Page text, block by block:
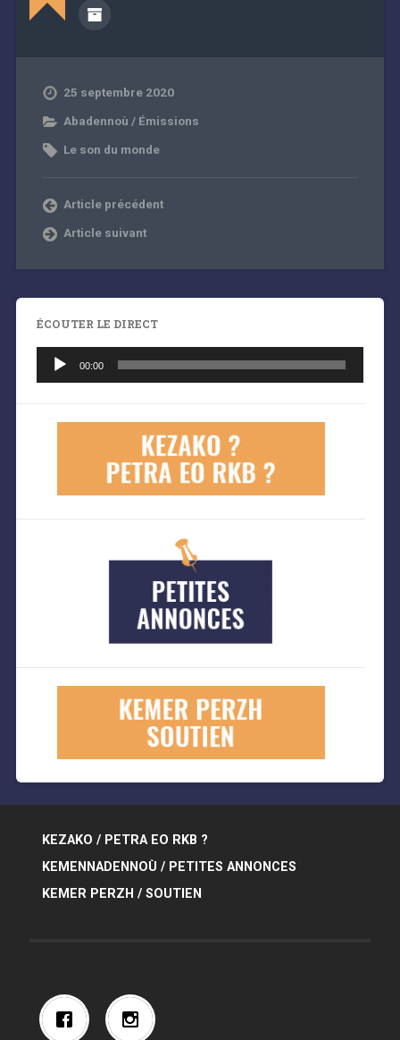
25 septembre 2020
Abadennoù / Émissions
Le son du monde
Article précédent
Article suivant
ÉCOUTER LE DIRECT
audio
00:00
KEZAKO / PETRA EO RKB ?
KEMENNADENNOÙ / PETITES ANNONCES
KEMER PERZH / SOUTIEN